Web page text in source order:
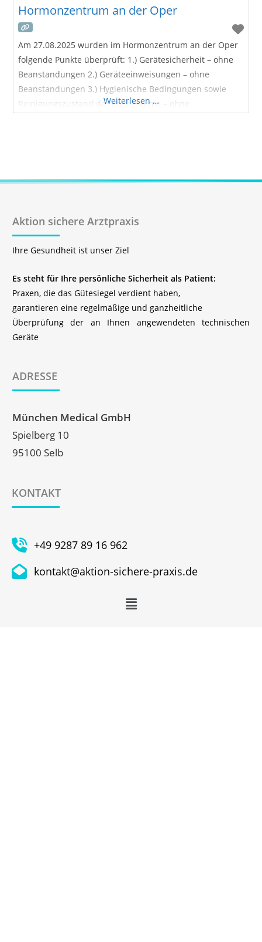
Hormonzentrum an der Oper
Am 27.08.2025 wurden im Hormonzentrum an der Oper
folgende Punkte überprüft: 1.) Gerätesicherheit – ohne
Beanstandungen 2.) Geräteeinweisungen – ohne
Beanstandungen 3.) Hygienische Bedingungen sowie
Reinigungszustand der Praxisräume – ohne
Weiterlesen …
Aktion sichere Arztpraxis
Ihre Gesundheit ist unser Ziel
Es steht für Ihre persönliche Sicherheit als Patient:
Praxen, die das Gütesiegel verdient haben,
garantieren eine regelmäßige und ganzheitliche
Überprüfung der an Ihnen angewendeten technischen
Geräte
ADRESSE
München Medical GmbH
Spielberg 10
95100 Selb
KONTAKT
+49 9287 89 16 962
kontakt@aktion-sichere-praxis.de